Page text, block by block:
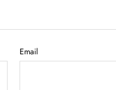
Email